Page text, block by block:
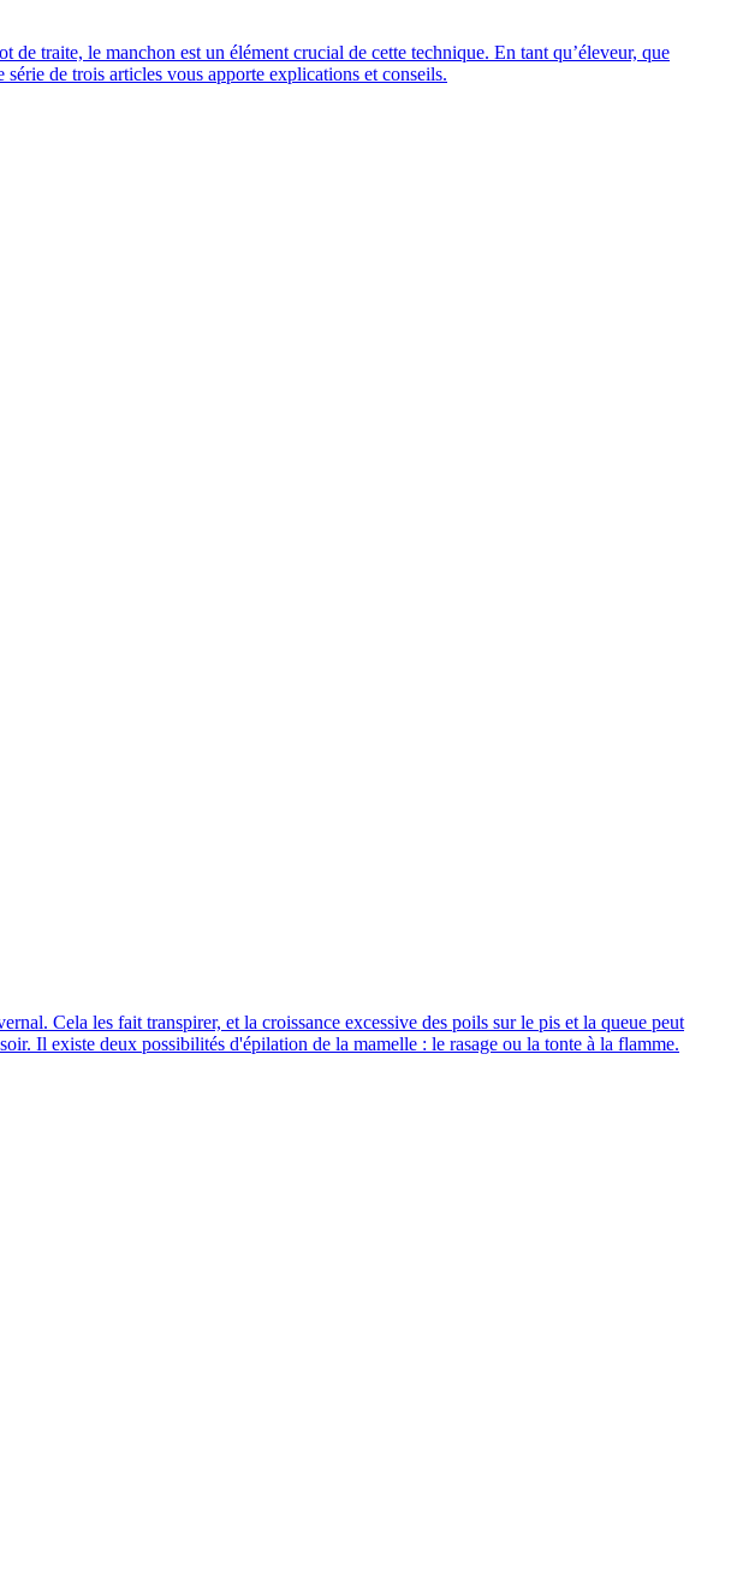
traite, le manchon est un élément crucial de cette technique. En tant qu’éleveur, que
de trois articles vous apporte explications et conseils.
Cela les fait transpirer, et la croissance excessive des poils sur le pis et la queue peut
Il existe deux possibilités d'épilation de la mamelle : le rasage ou la tonte à la flamme.